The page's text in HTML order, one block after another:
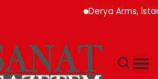
Derya Arms,